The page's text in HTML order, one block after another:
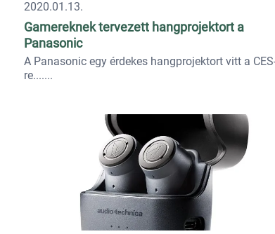
2020.01.13.
Gamereknek tervezett hangprojektort a
Panasonic
A Panasonic egy érdekes hangprojektort vitt a
re....